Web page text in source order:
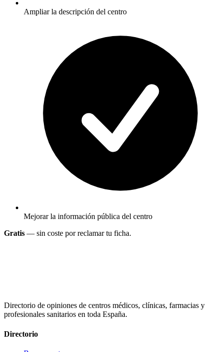
Ampliar la descripción del centro
Mejorar la información pública del centro
Gratis — sin coste por reclamar tu ficha.
Directorio de opiniones de centros médicos, clínicas, farmacias y
profesionales sanitarios en toda España.
Directorio